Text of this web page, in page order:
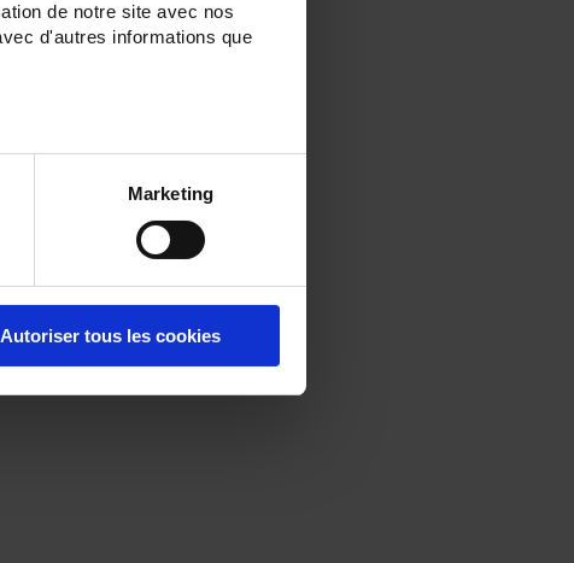
de notre site avec nos
d'autres informations que
Marketing
Autoriser tous les cookies